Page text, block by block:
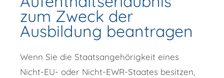
zum Zweck der
Ausbildung beantragen
Wenn Sie die Staatsangehörigkeit eines
Nicht-EU- oder Nicht-EWR-Staates besitzen,